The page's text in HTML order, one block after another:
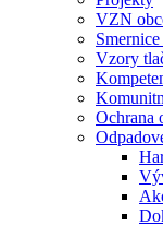
VZN
Vzory
Ochrana